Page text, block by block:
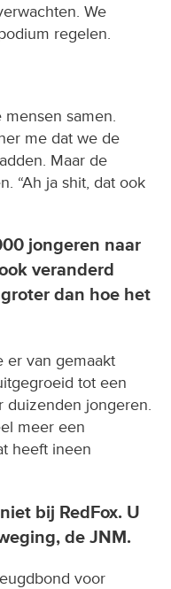
We
regelen.
samen.
me dat we de
Maar de
“Ah ja shit, dat ook
jongeren naar
veranderd
dan hoe het
er van gemaakt
tot een
duizenden jongeren.
meer een
heeft ineen
bij RedFox. U
de JNM.
voor